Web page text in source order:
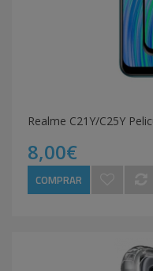
8,00€
COMPRAR